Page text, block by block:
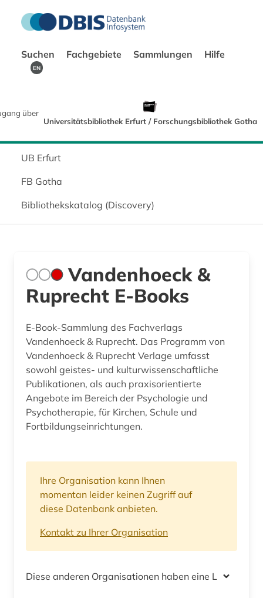
Suchen Fachgebiete Sammlungen Hilfe
EN
über
Universitätsbibliothek Erfurt / Forschungsbibliothek Gotha
UB Erfurt
FB Gotha
Bibliothekskatalog (Discovery)
Vandenhoeck &
Ruprecht E-Books
E-Book-Sammlung des Fachverlags
Vandenhoeck & Ruprecht. Das Programm von
Vandenhoeck & Ruprecht Verlage umfasst
sowohl geistes- und kulturwissenschaftliche
Publikationen, als auch praxisorientierte
Angebote im Bereich der Psychologie und
Psychotherapie, für Kirchen, Schule und
Fortbildungseinrichtungen.
Ihre Organisation kann Ihnen
momentan leider keinen Zugriff auf
diese Datenbank anbieten.
Kontakt zu Ihrer Organisation
Diese anderen Organisationen haben eine Lizenz